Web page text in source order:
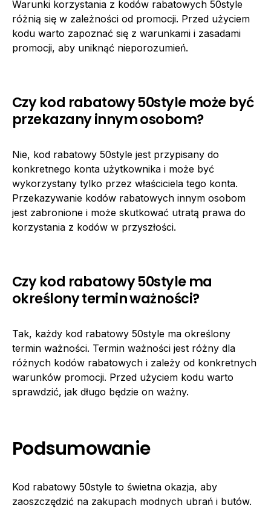
Warunki korzystania z kodów rabatowych 50style
różnią się w zależności od promocji. Przed użyciem
kodu warto zapoznać się z warunkami i zasadami
promocji, aby uniknąć nieporozumień.
Czy kod rabatowy 50style może być
przekazany innym osobom?
Nie, kod rabatowy 50style jest przypisany do
konkretnego konta użytkownika i może być
wykorzystany tylko przez właściciela tego konta.
Przekazywanie kodów rabatowych innym osobom
jest zabronione i może skutkować utratą prawa do
korzystania z kodów w przyszłości.
Czy kod rabatowy 50style ma
określony termin ważności?
Tak, każdy kod rabatowy 50style ma określony
termin ważności. Termin ważności jest różny dla
różnych kodów rabatowych i zależy od konkretnych
warunków promocji. Przed użyciem kodu warto
sprawdzić, jak długo będzie on ważny.
Podsumowanie
Kod rabatowy 50style to świetna okazja, aby
zaoszczędzić na zakupach modnych ubrań i butów.